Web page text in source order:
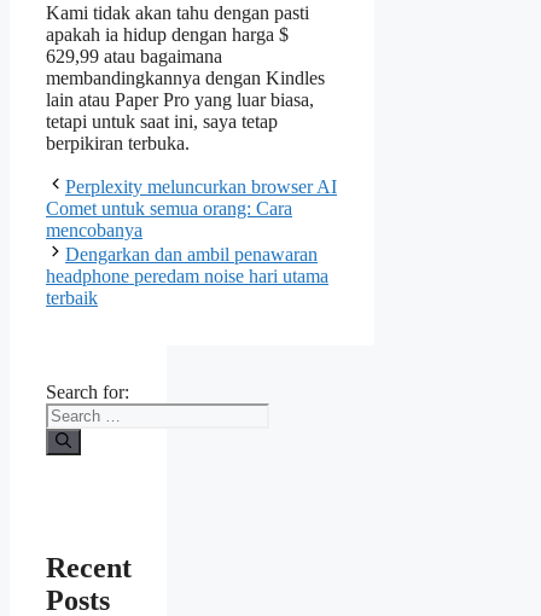
Kami tidak akan tahu dengan pasti
apakah ia hidup dengan harga $
629,99 atau bagaimana
membandingkannya dengan Kindles
lain atau Paper Pro yang luar biasa,
tetapi untuk saat ini, saya tetap
berpikiran terbuka.
Perplexity meluncurkan browser AI
Comet untuk semua orang: Cara
mencobanya
Dengarkan dan ambil penawaran
headphone peredam noise hari utama
terbaik
Search for:
Recent
Posts